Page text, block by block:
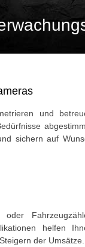
und
sichern auf
oder
helfen
der Umsätze.